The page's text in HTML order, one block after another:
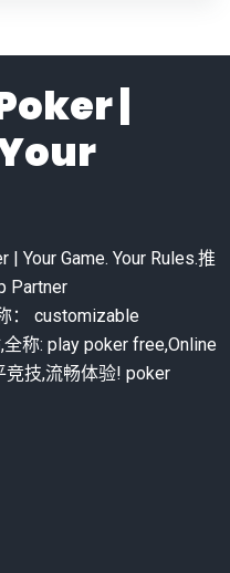
|
Your Game. Your Rules.推
Partner
： customizable
称: play poker free,Online
竞技,流畅体验! poker